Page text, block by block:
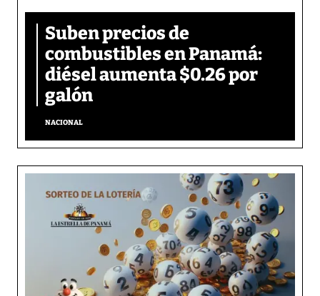
Suben precios de
combustibles en Panamá:
diésel aumenta $0.26 por
galón
NACIONAL